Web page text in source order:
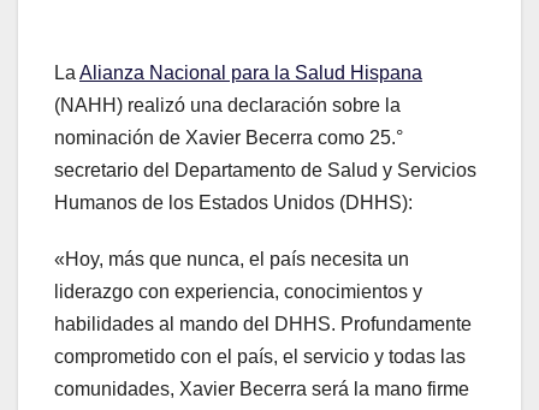
La Alianza Nacional para la Salud Hispana
(NAHH) realizó una declaración sobre la
nominación de Xavier Becerra como 25.°
secretario del Departamento de Salud y Servicios
Humanos de los Estados Unidos (DHHS):
«Hoy, más que nunca, el país necesita un
liderazgo con experiencia, conocimientos y
habilidades al mando del DHHS. Profundamente
comprometido con el país, el servicio y todas las
comunidades, Xavier Becerra será la mano firme